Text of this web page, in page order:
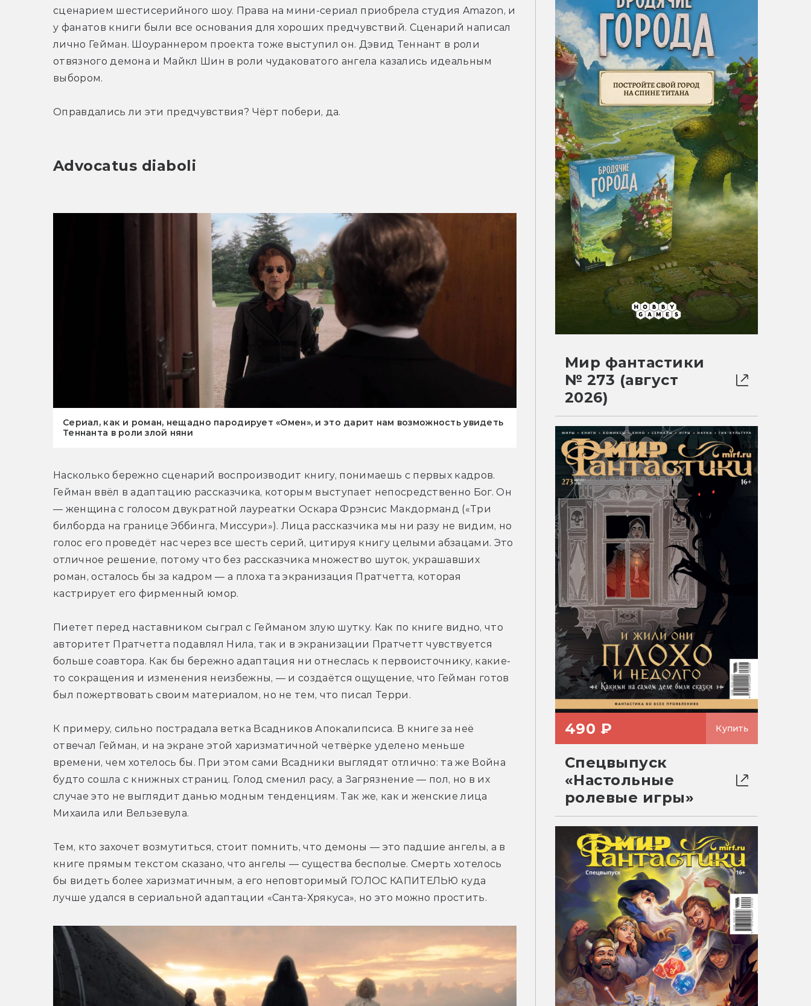
сценарием шестисерийного шоу. Права на мини-сериал приобрела студия Amazon, и
у фанатов книги были все основания для хороших предчувствий. Сценарий написал
лично Гейман. Шоураннером проекта тоже выступил он. Дэвид Теннант в роли
отвязного демона и Майкл Шин в роли чудаковатого ангела казались идеальным
выбором.
Оправдались ли эти предчувствия? Чёрт побери, да.
Advocatus diaboli
Сериал, как и роман, нещадно пародирует «Омен», и это дарит нам возможность увидеть
Теннанта в роли злой няни
Насколько бережно сценарий воспроизводит книгу, понимаешь с первых кадров.
Гейман ввёл в адаптацию рассказчика, которым выступает непосредственно Бог. Он
— женщина с голосом двукратной лауреатки Оскара Фрэнсис Макдорманд («Три
билборда на границе Эббинга, Миссури»). Лица рассказчика мы ни разу не видим, но
голос его проведёт нас через все шесть серий, цитируя книгу целыми абзацами. Это
отличное решение, потому что без рассказчика множество шуток, украшавших
роман, осталось бы за кадром — а плоха та экранизация Пратчетта, которая
кастрирует его фирменный юмор.
Пиетет перед наставником сыграл с Гейманом злую шутку. Как по книге видно, что
авторитет Пратчетта подавлял Нила, так и в экранизации Пратчетт чувствуется
больше соавтора. Как бы бережно адаптация ни отнеслась к первоисточнику, какие-
то сокращения и изменения неизбежны, — и создаётся ощущение, что Гейман готов
был пожертвовать своим материалом, но не тем, что писал Терри.
К примеру, сильно пострадала ветка Всадников Апокалипсиса. В книге за неё
отвечал Гейман, и на экране этой харизматичной четвёрке уделено меньше
времени, чем хотелось бы. При этом сами Всадники выглядят отлично: та же Война
будто сошла с книжных страниц. Голод сменил расу, а Загрязнение — пол, но в их
случае это не выглядит данью модным тенденциям. Так же, как и женские лица
Михаила или Вельзевула.
Тем, кто захочет возмутиться, стоит помнить, что демоны — это падшие ангелы, а в
книге прямым текстом сказано, что ангелы — существа бесполые. Смерть хотелось
бы видеть более харизматичным, а его неповторимый ГОЛОС КАПИТЕЛЬЮ куда
лучше удался в сериальной адаптации «Санта-Хрякуса», но это можно простить.
Мир фантастики
№ 273 (август
2026)
490 ₽ Купить
Спецвыпуск
«Настольные
ролевые игры»